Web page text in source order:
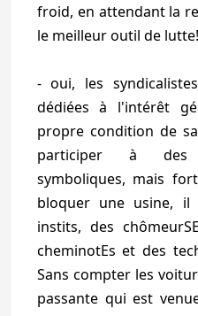
froid, en attendant la
le meilleur outil de lutte!
- oui, les
dédiées à l'intérêt
propre condition de
participer à des
symboliques, mais
bloquer une usine,
instits, des
cheminotEs et des
Sans compter les
passante qui est